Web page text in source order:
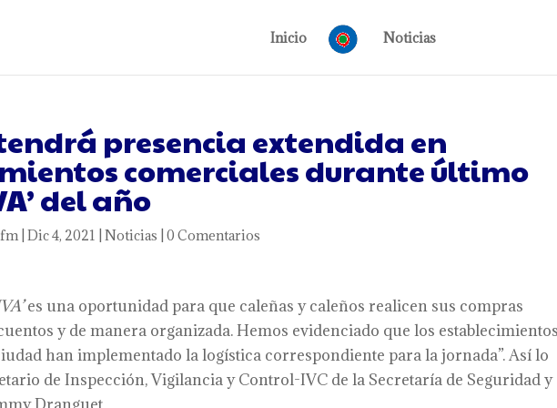
Inicio Noticias
presencia extendida en
comerciales durante último
del año
|Dic 4, 2021 |Noticias |0 Comentarios
es una oportunidad para que caleñas y caleños realicen sus compras
y de manera organizada. Hemos evidenciado que los
han implementado la logística correspondiente para la jornada”. Así lo
de Inspección, Vigilancia y Control-IVC de la Secretaría de Seguridad y